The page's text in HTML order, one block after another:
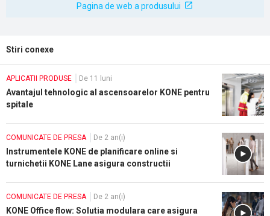
Pagina de web a produsului
Stiri conexe
APLICATII PRODUSE De 11 luni
Avantajul tehnologic al ascensoarelor KONE pentru
spitale
COMUNICATE DE PRESA De 2 an(i)
Instrumentele KONE de planificare online si
turnichetii KONE Lane asigura constructii
COMUNICATE DE PRESA De 2 an(i)
KONE Office flow: Solutia modulara care asigura